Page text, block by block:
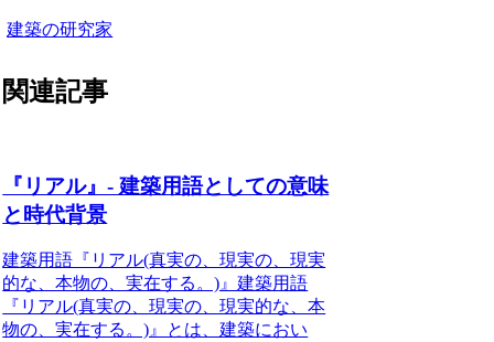
建築の研究家
関連記事
『リアル』- 建築用語としての意味
と時代背景
建築用語『リアル(真実の、現実の、現実
的な、本物の、実在する。)』建築用語
『リアル(真実の、現実の、現実的な、本
物の、実在する。)』とは、建築におい